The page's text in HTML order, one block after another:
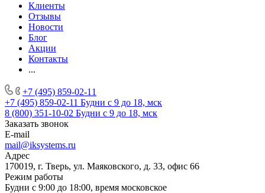
Клиенты
Отзывы
Новости
Блог
Акции
Контакты
...
+7 (495) 859-02-11
+7 (495) 859-02-11 Будни с 9 до 18, мск
8 (800) 351-10-02 Будни с 9 до 18, мск
Заказать звонок
E-mail
mail@iksystems.ru
Адрес
170019, г. Тверь, ул. Маяковского, д. 33, офис 66
Режим работы
Будни с 9:00 до 18:00, время московское